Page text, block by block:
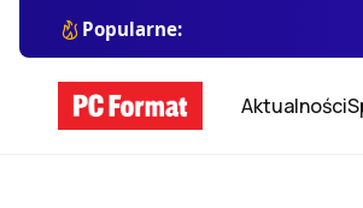
Popularne:
Aktualności